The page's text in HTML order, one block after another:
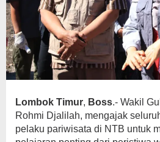
Lombok Timur, Boss.- Wakil
Rohmi Djalilah, mengajak
pelaku pariwisata di NTB untuk